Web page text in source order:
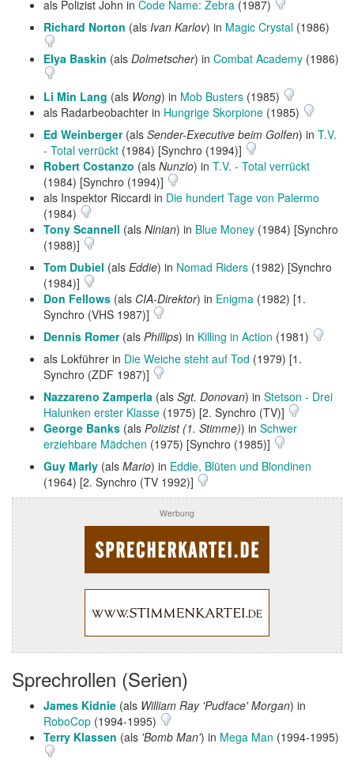
als Polizist John in Code Name: Zebra (1987)
Richard Norton (als Ivan Karlov) in Magic Crystal (1986)
Elya Baskin (als Dolmetscher) in Combat Academy (1986)
Li Min Lang (als Wong) in Mob Busters (1985)
als Radarbeobachter in Hungrige Skorpione (1985)
Ed Weinberger(als Sender-Executive beim Golfen) in T.V.
- Total verrückt (1984) [Synchro (1994)]
Robert Costanzo (als Nunzio) in T.V. - Total verrückt
(1984) [Synchro (1994)]
als Inspektor Riccardi in Die hundert Tage von Palermo
(1984)
Tony Scannell (als Ninian) in Blue Money (1984) [Synchro
(1988)]
Tom Dubiel (als Eddie) in Nomad Riders (1982) [Synchro
(1984)]
Don Fellows (als CIA-Direktor) in Enigma (1982) [1.
Synchro (VHS 1987)]
Dennis Romer(als Phillips) in Killing in Action (1981)
als Lokführer in Die Weiche steht auf Tod (1979) [1.
Synchro (ZDF 1987)]
Nazzareno Zamperla (als Sgt. Donovan) in Stetson - Drei
Halunken erster Klasse (1975) [2. Synchro (TV)]
George Banks (als Polizist (1. Stimme)) in Schwer
erziehbare Mädchen (1975) [Synchro (1985)]
Guy Marly (als Mario) in Eddie, Blüten und Blondinen
(1964) [2. Synchro (TV 1992)]
Werbung
Sprechrollen (Serien)
James Kidnie (als William Ray 'Pudface' Morgan) in
RoboCop (1994-1995)
Terry Klassen (als 'Bomb Man') in Mega Man (1994-1995)